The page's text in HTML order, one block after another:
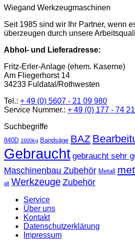
Wiegand Werkzeugmaschinen
Seit 1985 sind wir Ihr Partner, wenn
überzeugen durch unsere
Abhol- und Lieferadresse:
Fritz-Erler-Anlage (ehem. Kaserne)
Am Fliegerhorst 14
34233 Fuldatal/Rothwesten
Tel.: + 49 (0) 5607 - 21 09 980
Service Nummer.: + 49 (0) 177 - 74
Suchbegriffe
840D 1600kg Bandsäge BAZ
Gebraucht gebraucht sehr
Maschinenbau Zubehör Metall
alt Werkzeuge Zubehör
Service
Über uns
Kontakt
Datenschutzerklärung
Impressum